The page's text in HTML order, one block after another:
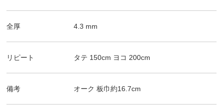
全厚 4.3 mm
リピート タテ 150cm ヨコ200cm
備考 オーク 板巾約16.7cm